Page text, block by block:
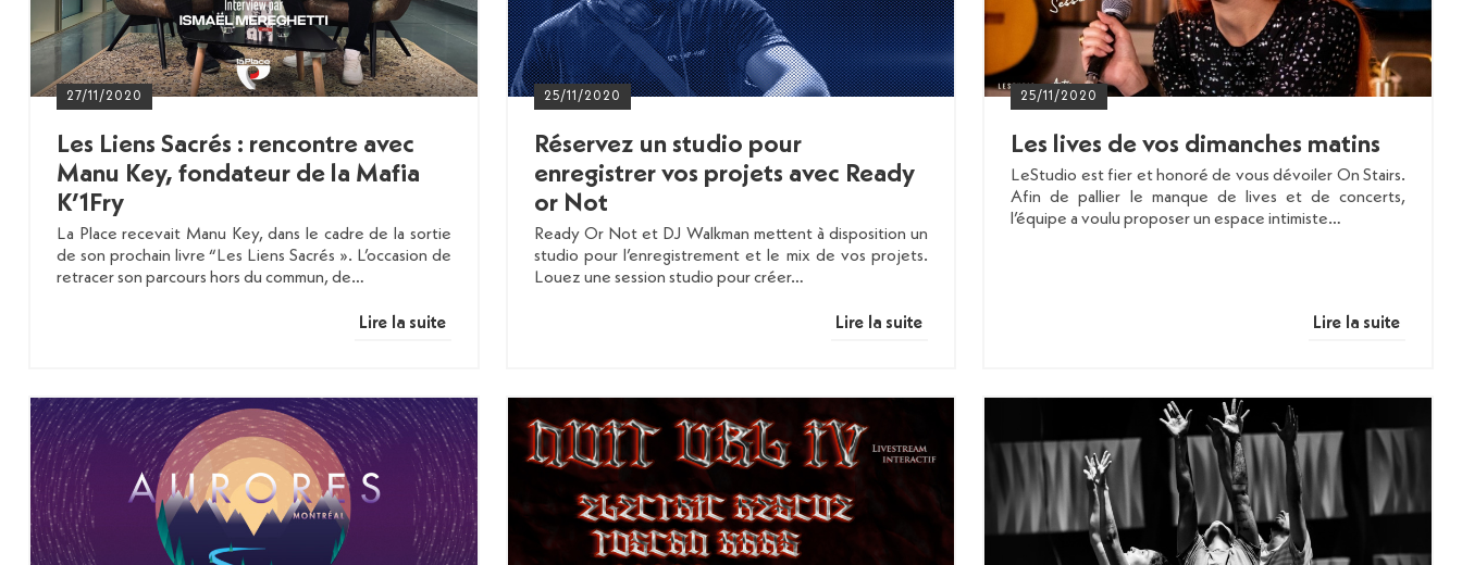
27/11/2020
Les Liens Sacrés : rencontre avec
Manu Key, fondateur de la Mafia
K’1Fry
La Place recevait Manu Key, dans le cadre de la sortie
de son prochain livre “Les Liens Sacrés ». L’occasion de
retracer son parcours hors du commun, de…
Lire la suite
25/11/2020
Réservez un studio pour
enregistrer vos projets avec Ready
or Not
Ready Or Not et DJ Walkman mettent à disposition un
studio pour l’enregistrement et le mix de vos projets.
Louez une session studio pour créer…
Lire la suite
25/11/2020
Les lives de vos dimanches matins
LeStudio est fier et honoré de vous dévoiler On Stairs.
Afin de pallier le manque de lives et de concerts,
l’équipe a voulu proposer un espace intimiste…
Lire la suite